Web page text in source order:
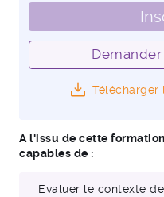
Demander
Télécharger
A l'issu de cette
capables de :
Evaluer le contexte